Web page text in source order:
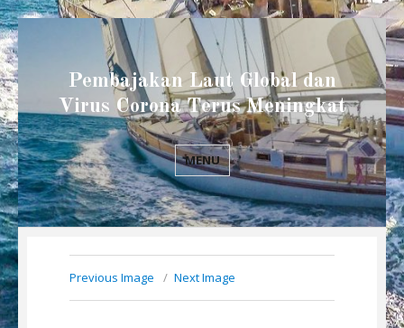
Pembajakan Laut Global dan
Virus Corona Terus Meningkat
MENU
Previous Image Next Image